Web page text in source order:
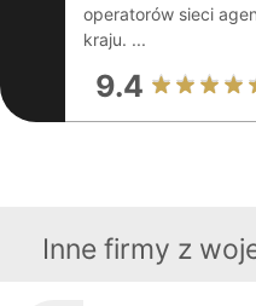
operatorów sieci
kraju. ...
9.4
Inne firmy z